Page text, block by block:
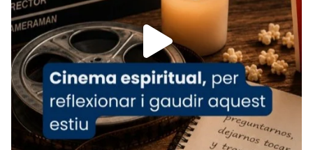
Foto
View on Facebook · Share
Arquebisbat de Barcelona
2 weeks ago
«Avui les santes Juliana i Semproniana ens
ajuden a alçar la mirada»